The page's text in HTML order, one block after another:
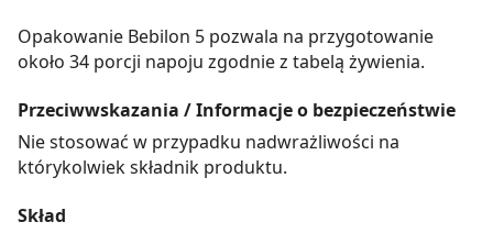
Opakowanie Bebilon 5 pozwala na przygotowanie
około 34 porcji napoju zgodnie z tabelą żywienia.
Przeciwwskazania / Informacje o bezpieczeństwie
Nie stosować w przypadku nadwrażliwości na
którykolwiek składnik produktu.
Skład